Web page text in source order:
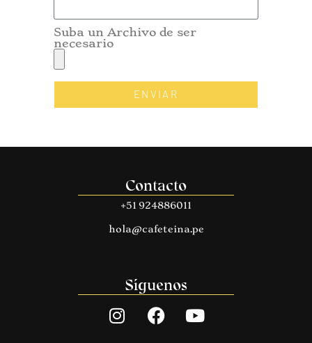
Suba un Archivo de ser
necesario
ENVIAR
Contacto
+51 924886011
hola@cafeteina.pe
Síguenos